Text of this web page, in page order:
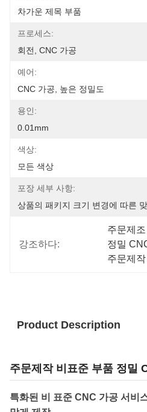
차가운 제목 부품
프로세스:
회전, CNC 가공
예어:
CNC 가공, 높은 정밀도
용인:
0.01mm
색상:
모든 색상
포장 세부 사항:
상품의 패키지 크기 변경에 따른
강조하다:
주문제
정밀
주문제
Product Description
주문제작 비표준 부품 정밀
특화된 비 표준 CNC 가공 서비